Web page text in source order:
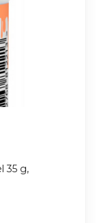
35 g,